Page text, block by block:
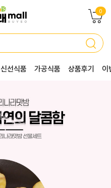
0
신선식품 가공식품 상품후기 이